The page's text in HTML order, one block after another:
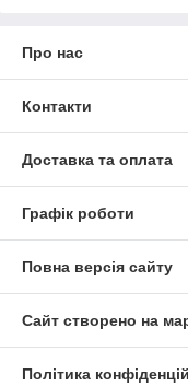
Про нас
Контакти
Доставка та оплата
Графік роботи
Повна версія сайту
Сайт створено на
Політика